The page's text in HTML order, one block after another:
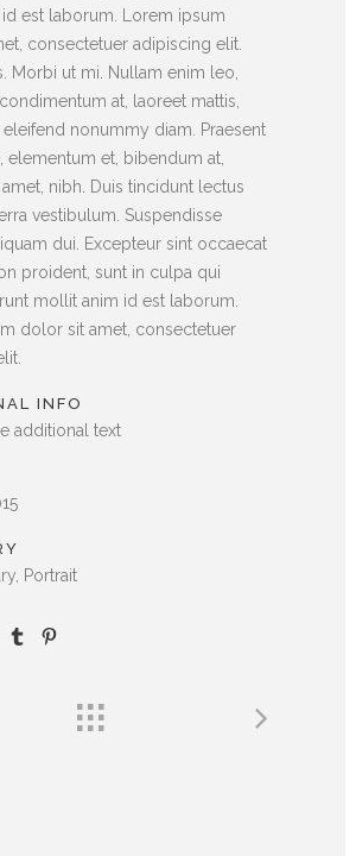
est laborum. Lorem ipsum
consectetuer adipiscing elit.
Morbi ut mi. Nullam enim leo,
at, laoreet mattis,
eleifend nonummy diam. Praesent
elementum et, bibendum at,
nibh. Duis tincidunt lectus
vestibulum. Suspendisse
dui. Excepteur sint occaecat
proident, sunt in culpa qui
mollit anim id est laborum.
dolor sit amet, consectetuer
INFO
additional text
Portrait